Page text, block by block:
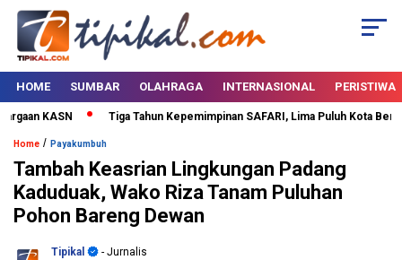
HOME SUMBAR OLAHRAGA INTERNASIONAL PERISTIWA
KASN Tiga Tahun Kepemimpinan SAFARI, Lima Puluh Kota
Home / Payakumbuh
Tambah Keasrian Lingkungan Padang
Kaduduak, Wako Riza Tanam Puluhan
Pohon Bareng Dewan
Tipikal
- Jurnalis